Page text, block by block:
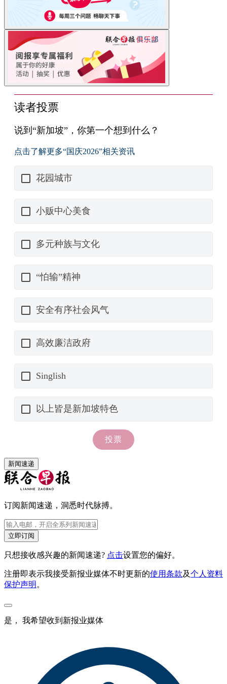
新闻速递
订阅新闻速递，洞悉时代脉搏。
立即订阅
只想接收感兴趣的新闻速递? 点击设置您的偏好。
注册即表示我接受新报业媒体不时更新的使用条款及个人资料
保护声明 。
是， 我希望收到新报业媒体